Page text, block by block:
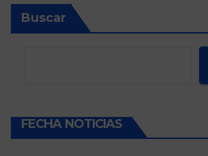
Buscar
FECHA NOTICIAS